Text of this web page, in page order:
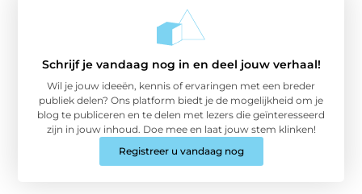
Schrijf je vandaag nog in en deel jouw verhaal!
Wil je jouw ideeën, kennis of ervaringen met een breder
publiek delen? Ons platform biedt je de mogelijkheid om je
blog te publiceren en te delen met lezers die geïnteresseerd
zijn in jouw inhoud. Doe mee en laat jouw stem klinken!
Registreer u vandaag nog